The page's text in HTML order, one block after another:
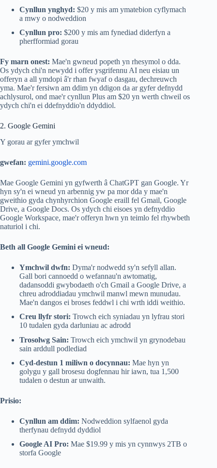
Cynllun ynghyd: $20 y mis am ymatebion cyflymach
a mwy o nodweddion
Cynllun pro: $200 y mis am fynediad diderfyn a
pherfformiad gorau
Fy marn onest: Mae'n gwneud popeth yn rhesymol o dda.
Os ydych chi'n newydd i offer ysgrifennu AI neu eisiau un
offeryn a all ymdopi â'r rhan fwyaf o dasgau, dechreuwch
yma. Mae'r fersiwn am ddim yn ddigon da ar gyfer defnydd
achlysurol, ond mae'r cynllun Plus am $20 yn werth chweil os
ydych chi'n ei ddefnyddio'n ddyddiol.
2. Google Gemini
Y gorau ar gyfer ymchwil
gwefan: gemini.google.com
Mae Google Gemini yn gyfwerth â ChatGPT gan Google. Yr
hyn sy'n ei wneud yn arbennig yw pa mor dda y mae'n
gweithio gyda chynhyrchion Google eraill fel Gmail, Google
Drive, a Google Docs. Os ydych chi eisoes yn defnyddio
Google Workspace, mae'r offeryn hwn yn teimlo fel rhywbeth
naturiol i chi.
Beth all Google Gemini ei wneud:
Ymchwil dwfn: Dyma'r nodwedd sy'n sefyll allan.
Gall bori cannoedd o wefannau'n awtomatig,
dadansoddi gwybodaeth o'ch Gmail a Google Drive, a
chreu adroddiadau ymchwil manwl mewn munudau.
Mae'n dangos ei broses feddwl i chi wrth iddi weithio.
Creu llyfr stori: Trowch eich syniadau yn lyfrau stori
10 tudalen gyda darluniau ac adrodd
Trosolwg Sain: Trowch eich ymchwil yn grynodebau
sain arddull podlediad
Cyd-destun 1 miliwn o docynnau: Mae hyn yn
golygu y gall brosesu dogfennau hir iawn, tua 1,500
tudalen o destun ar unwaith.
Prisio:
Cynllun am ddim: Nodweddion sylfaenol gyda
therfynau defnydd dyddiol
Google AI Pro: Mae $19.99 y mis yn cynnwys 2TB o
storfa Google